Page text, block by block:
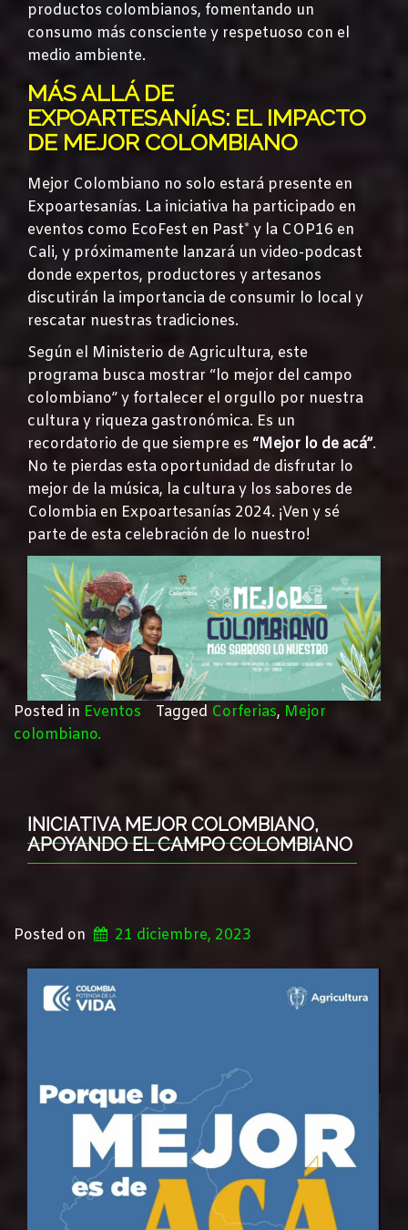
productos colombianos, fomentando un
consumo más consciente y respetuoso con el
medio ambiente.
MÁS ALLÁ DE
EXPOARTESANÍAS: EL IMPACTO
DE MEJOR COLOMBIANO
Mejor Colombiano no solo estará presente en
Expoartesanías. La iniciativa ha participado en
eventos como EcoFest en Past* y la COP16 en
Cali, y próximamente lanzará un video-podcast
donde expertos, productores y artesanos
discutirán la importancia de consumir lo local y
rescatar nuestras tradiciones.
Según el Ministerio de Agricultura, este
programa busca mostrar “lo mejor del campo
colombiano” y fortalecer el orgullo por nuestra
cultura y riqueza gastronómica. Es un
recordatorio de que siempre es “Mejor lo de acá”.
No te pierdas esta oportunidad de disfrutar lo
mejor de la música, la cultura y los sabores de
Colombia en Expoartesanías 2024. ¡Ven y sé
parte de esta celebración de lo nuestro!
Posted in Eventos Tagged Corferias, Mejor
colombiano.
INICIATIVA MEJOR COLOMBIANO,
APOYANDO EL CAMPO COLOMBIANO
Posted on 21 diciembre, 2023